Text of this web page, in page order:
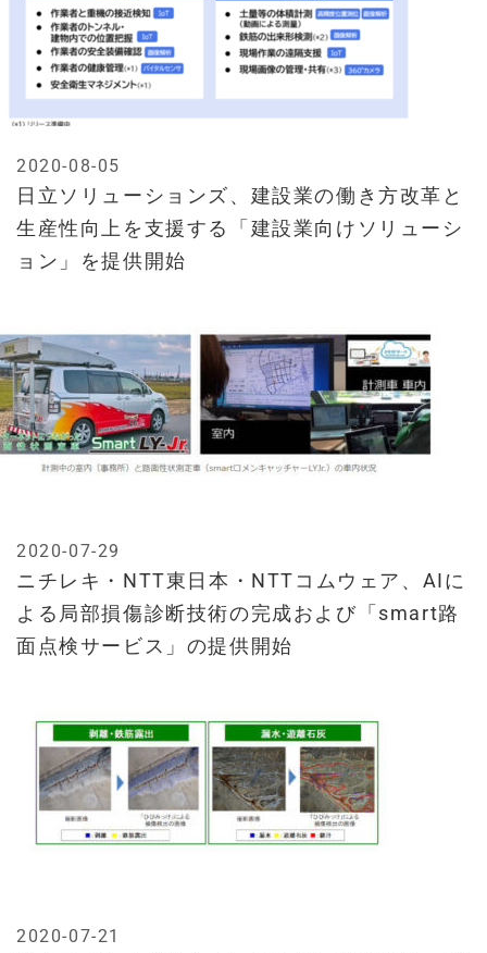
日立ソリューションズ、建設業の働き方改革と
生産性向上を支援する「建設業向けソリューシ
ョン」を提供開始
2020-08-05
ニチレキ・NTT東日本・NTTコムウェア、AIに
よる局部損傷診断技術の完成および「smart路
面点検サービス」の提供開始
2020-07-29
2020-07-21